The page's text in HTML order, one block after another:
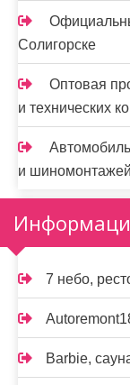
Солигорске
Оптовая
и технических
и шиномонтажей
7 небо,
Barbie,